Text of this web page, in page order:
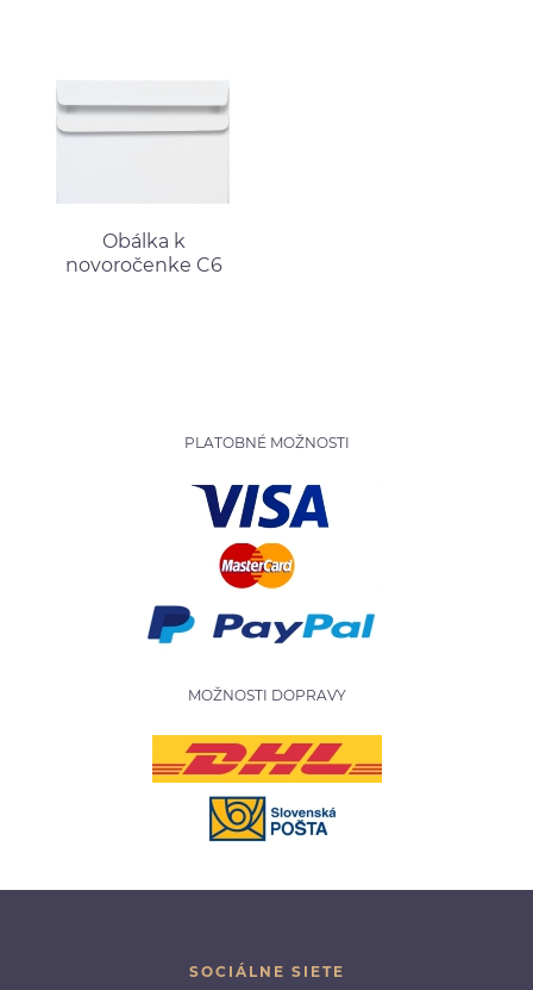
Obálka k
novoročenke C6
PLATOBNÉ MOŽNOSTI
MOŽNOSTI DOPRAVY
SOCIÁLNE SIETE